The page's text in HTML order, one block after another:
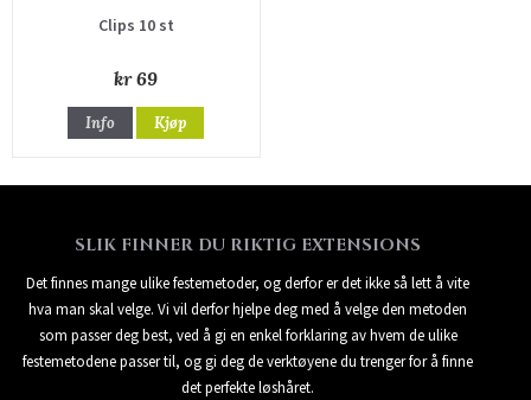
Clips 10 st
kr 69
Info Kjøp
SLIK FINNER DU RIKTIG EXTENSIONS
Det finnes mange ulike festemetoder, og derfor er det ikke så lett å vite
hva man skal velge. Vi vil derfor hjelpe deg med å velge den metoden
som passer deg best, ved å gi en enkel forklaring av hvem de ulike
festemetodene passer til, og gi deg de verktøyene du trenger for å finne
det perfekte løshåret.